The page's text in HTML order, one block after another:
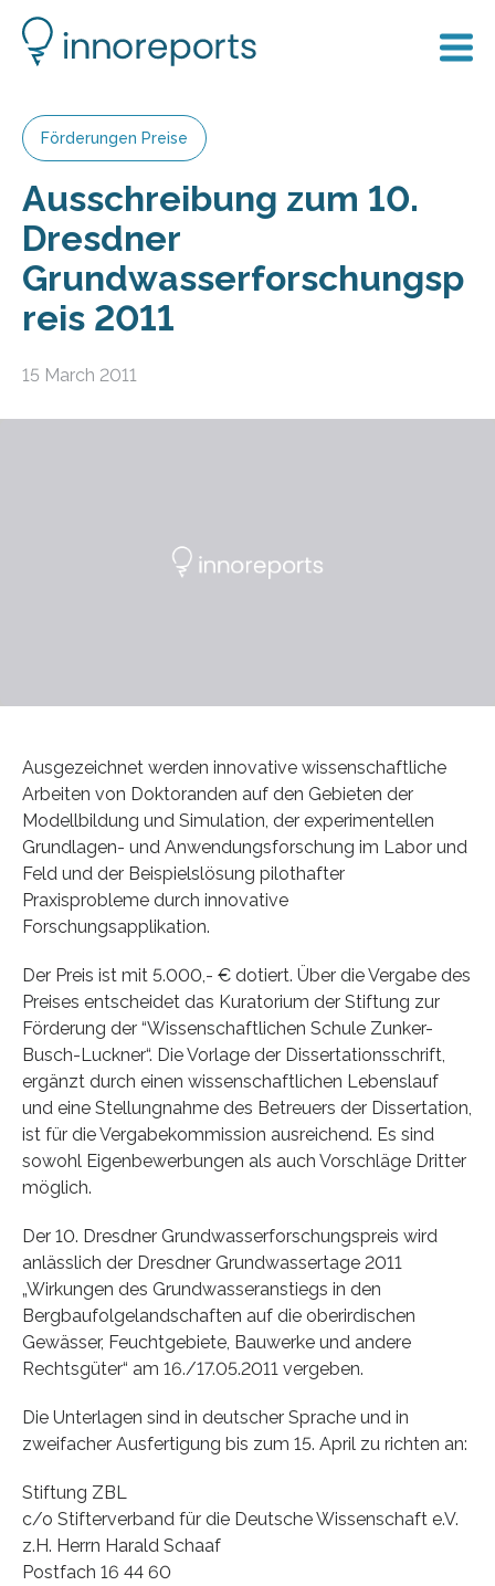
Förderungen Preise
Ausschreibung zum 10.
Dresdner
Grundwasserforschungsp
reis 2011
15 March 2011
Ausgezeichnet werden innovative wissenschaftliche
Arbeiten von Doktoranden auf den Gebieten der
Modellbildung und Simulation, der experimentellen
Grundlagen- und Anwendungsforschung im Labor und
Feld und der Beispielslösung pilothafter
Praxisprobleme durch innovative
Forschungsapplikation.
Der Preis ist mit 5.000,- € dotiert. Über die Vergabe des
Preises entscheidet das Kuratorium der Stiftung zur
Förderung der “Wissenschaftlichen Schule Zunker-
Busch-Luckner“. Die Vorlage der Dissertationsschrift,
ergänzt durch einen wissenschaftlichen Lebenslauf
und eine Stellungnahme des Betreuers der Dissertation,
ist für die Vergabekommission ausreichend. Es sind
sowohl Eigenbewerbungen als auch Vorschläge Dritter
möglich.
Der 10. Dresdner Grundwasserforschungspreis wird
anlässlich der Dresdner Grundwassertage 2011
„Wirkungen des Grundwasseranstiegs in den
Bergbaufolgelandschaften auf die oberirdischen
Gewässer, Feuchtgebiete, Bauwerke und andere
Rechtsgüter“ am 16./17.05.2011 vergeben.
Die Unterlagen sind in deutscher Sprache und in
zweifacher Ausfertigung bis zum 15. April zu richten an:
Stiftung ZBL
c/o Stifterverband für die Deutsche Wissenschaft e.V.
z.H. Herrn Harald Schaaf
Postfach 16 44 60